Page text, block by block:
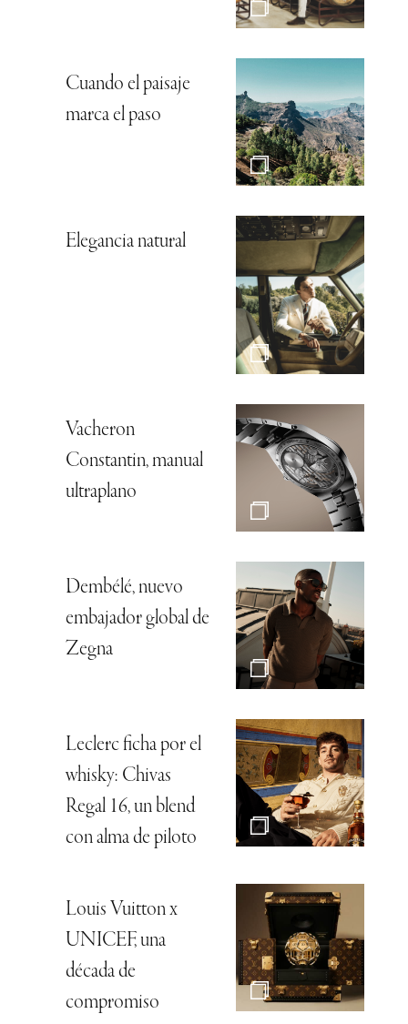
Cuando el paisaje
marca el paso
Elegancia natural
Vacheron
Constantin, manual
ultraplano
Dembélé, nuevo
embajador global de
Zegna
Leclerc ficha por el
whisky: Chivas
Regal 16, un blend
con alma de piloto
Louis Vuitton x
UNICEF, una
década de
compromiso